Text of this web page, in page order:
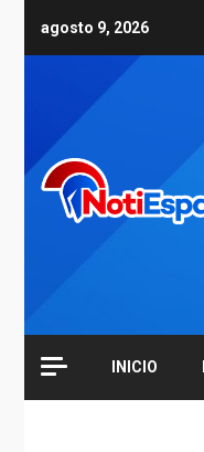
agosto 9, 2026
INICIO